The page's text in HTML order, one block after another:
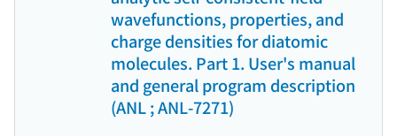
wavefunctions, properties, and
charge densities for diatomic
molecules. Part 1. User's manual
and general program description
(ANL ; ANL-7271)